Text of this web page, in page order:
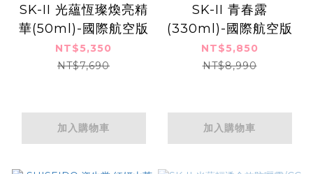
SK-II 光蘊恆璨煥亮精
華(50ml)-國際航空版
NT$5,350
NT$7,690
加入購物車
SK-II 青春露
(330ml)-國際航空版
NT$5,850
NT$8,990
加入購物車